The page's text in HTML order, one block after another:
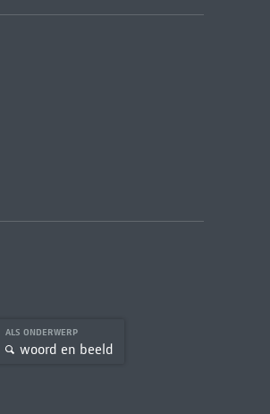
ALS ONDERWERP
woord en beeld